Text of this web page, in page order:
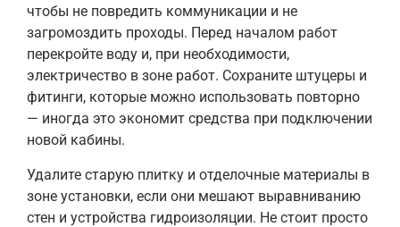
чтобы не повредить коммуникации и не
загромоздить проходы. Перед началом работ
перекройте воду и, при необходимости,
электричество в зоне работ. Сохраните штуцеры и
фитинги, которые можно использовать повторно
— иногда это экономит средства при подключении
новой кабины.
Удалите старую плитку и отделочные материалы в
зоне установки, если они мешают выравниванию
стен и устройства гидроизоляции. Не стоит просто